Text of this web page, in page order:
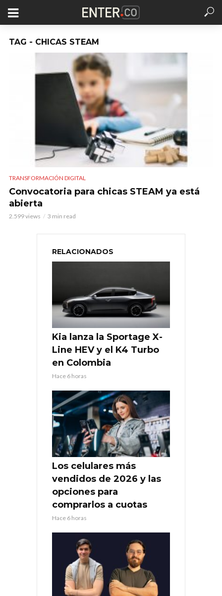
TAG - CHICAS STEAM
TRANSFORMACIÓN DIGITAL
Convocatoria para chicas STEAM ya está
abierta
2.599 views 3 min read
RELACIONADOS
Kia lanza la Sportage X-
Line HEV y el K4 Turbo
en Colombia
Hace 6 horas
Los celulares más
vendidos de 2026 y las
opciones para
comprarlos a cuotas
Hace 6 horas